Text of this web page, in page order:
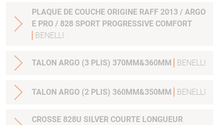
PLAQUE DE COUCHE ORIGINE RAFF 2013 / ARGO
E PRO / 828 SPORT PROGRESSIVE COMFORT
BENELLI
TALON ARGO (3 PLIS) 370MM&360MM BENELLI
TALON ARGO (2 PLIS) 360MM&350MM BENELLI
CROSSE 828U SILVER COURTE LONGUEUR